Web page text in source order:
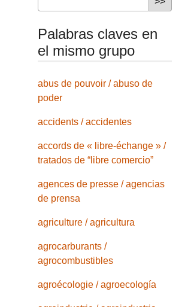
Palabras claves en
el mismo grupo
abus de pouvoir / abuso de
poder
accidents / accidentes
accords de « libre-échange » /
tratados de “libre comercio”
agences de presse / agencias
de prensa
agriculture / agricultura
agrocarburants /
agrocombustibles
agroécologie / agroecología